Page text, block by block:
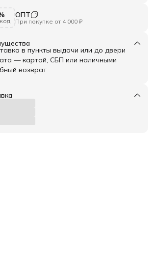
ОПТ
При покупке от 4 000 ₽
в пункты выдачи или до двери
— картой, СБП или наличными
возврат